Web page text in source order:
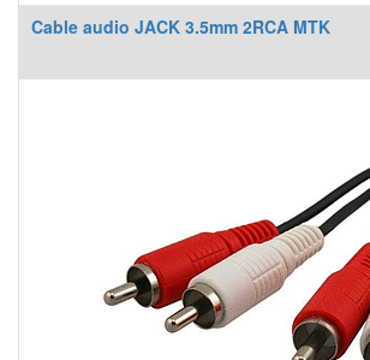
Cable audio JACK 3.5mm 2RCA MTK